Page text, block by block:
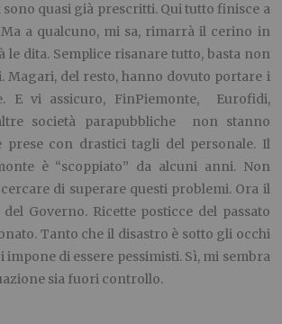
quasi già prescritti. Qui tutto finisce a
a qualcuno, mi sa, rimarrà il cerino in
le dita. Semplice risanare tutto, basta non
Magari, del resto, hanno dovuto portare i
E vi assicuro, FinPiemonte, Eurofidi,
società parapubbliche non stanno
prese con drastici tagli del personale. Il
è “scoppiato” da alcuni anni. Non
di superare questi problemi. Ora il
Governo. Ricette posticce del passato
Tanto che il disastro è sotto gli occhi
impone di essere pessimisti. Sì, mi sembra
sia fuori controllo.